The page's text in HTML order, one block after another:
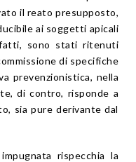
il reato presupposto,
ai soggetti apicali
sono stati ritenuti
di specifiche
prevenzionistica, nella
di contro, risponde a
sia pure derivante dal
rispecchia la